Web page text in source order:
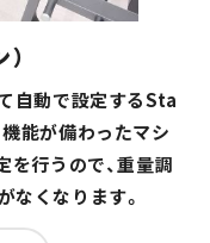
自動で設定するSta
能が備わったマシ
を行うので、重量調
なくなります。